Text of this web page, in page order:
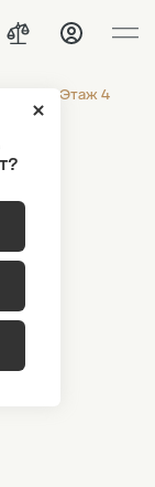
3.3 Этаж 4